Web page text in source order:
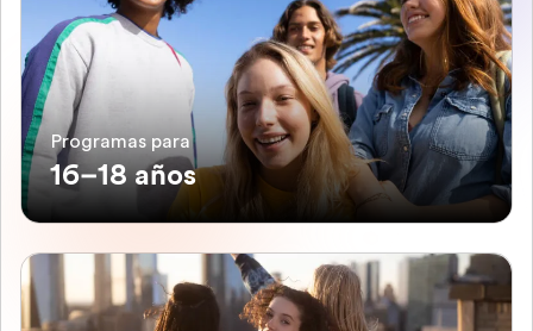
Programas para
16–18 años